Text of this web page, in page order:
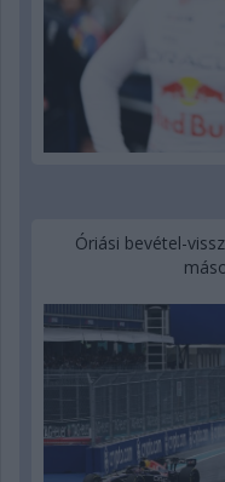
Óriási bevétel-